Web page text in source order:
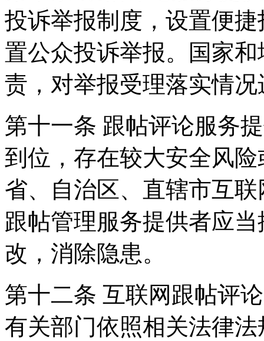
投诉举报制度，设置便
置公众投诉举报。国家
责，对举报受理落实情
第十一条 跟帖评论服务
到位，存在较大安全风
省、自治区、直辖市互
跟帖管理服务提供者应
改，消除隐患。
第十二条 互联网跟帖评
有关部门依照相关法律